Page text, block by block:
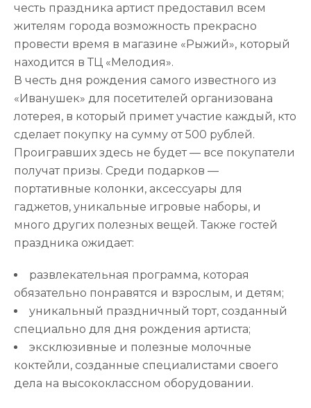
честь праздника артист предоставил всем
жителям города возможность прекрасно
провести время в магазине «Рыжий», который
находится в ТЦ «Мелодия».
В честь дня рождения самого известного из
«Иванушек» для посетителей организована
лотерея, в который примет участие каждый, кто
сделает покупку на сумму от 500 рублей.
Проигравших здесь не будет — все покупатели
получат призы. Среди подарков —
портативные колонки, аксессуары для
гаджетов, уникальные игровые наборы, и
много других полезных вещей. Также гостей
праздника ожидает:
развлекательная программа, которая
обязательно понравятся и взрослым, и детям;
уникальный праздничный торт, созданный
специально для дня рождения артиста;
эксклюзивные и полезные молочные
коктейли, созданные специалистами своего
дела на высококлассном оборудовании.